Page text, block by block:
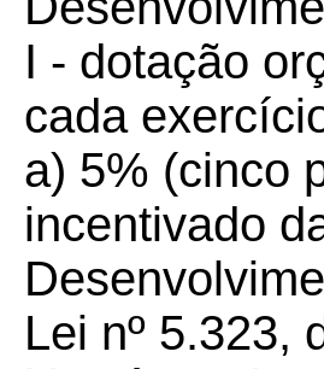
I - dotação
cada
a) 5% (cinco
incentivado
Lei nº 5.323,